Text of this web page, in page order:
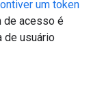
um token
de acesso é
de usuário